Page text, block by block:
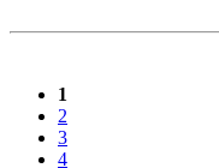
1
2
3
4